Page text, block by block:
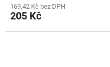
produktu
je
169,42 Kč bez DPH
205 Kč